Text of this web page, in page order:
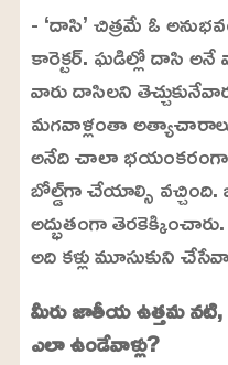
- ‘దాసి’ చిత్రమే ఓ
కారెక్టర్. ఘడిల్లో దాసి అనే
వారు దాసిలని
మగవాళ్లంతా
అనేది చాలా భయంకరంగా
బోల్డ్‌గా చేయాల్సి వచ్చింది.
అద్భుతంగా
అది కళ్లు మూసుకుని
మీరు జాతీయ ఉత్తమ
ఎలా ఉండేవాళ్లు?